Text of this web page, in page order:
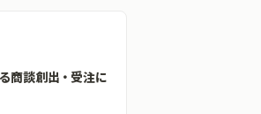
商談創出・受注に